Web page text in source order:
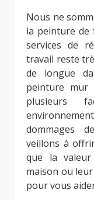
Nous ne
la peinture de
services de
travail reste
de longue
peinture mur
plusieurs
dommages
veillons à
que la
maison ou
pour vous